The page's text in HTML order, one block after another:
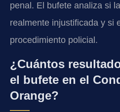
penal. El bufete analiza si
realmente injustificada y si
procedimiento policial.
¿Cuántos
el bufete en el
Orange?